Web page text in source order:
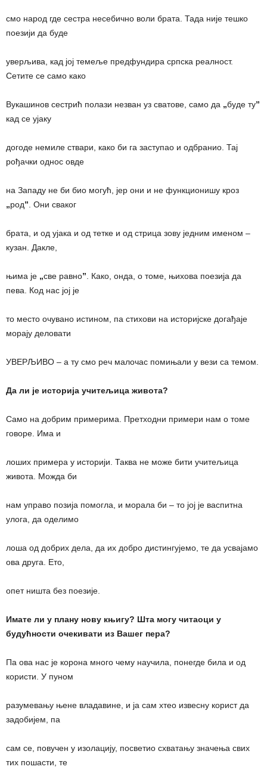
смо народ где сестра несебично воли брата. Тада није тешко
поезији да буде
уверљива, кад јој темеље предфундира српска реалност.
Сетите се само како
Вукашинов сестрић полази незван уз сватове, само да „буде ту”
кад се ујаку
догоде немиле ствари, како би га заступао и одбранио. Тај
рођачки однос овде
на Западу не би био могућ, јер они и не функционишу кроз
„род”. Они сваког
брата, и од ујака и од тетке и од стрица зову једним именом –
кузан. Дакле,
њима је „све равно”. Како, онда, о томе, њихова поезија да
пева. Код нас јој је
то место очувано истином, па стихови на историјске догађаје
морају деловати
УВЕРЉИВО – а ту смо реч малочас помињали у вези са темом.
Да ли је историја учитељица живота?
Само на добрим примерима. Претходни примери нам о томе
говоре. Има и
лоших примера у историји. Таква не може бити учитељица
живота. Можда би
нам управо позија помогла, и морала би – то јој је васпитна
улога, да оделимо
лоша од добрих дела, да их добро дистингујемо, те да усвајамо
ова друга. Ето,
опет ништа без поезије.
Имате ли у плану нову књигу? Шта могу читаоци у
будућности очекивати из Вашег пера?
Па ова нас је корона много чему научила, понегде била и од
користи. У пуном
разумевању њене владавине, и ја сам хтео извесну корист да
задобијем, па
сам се, повучен у изолацију, посветио схватању значења свих
тих пошасти, те